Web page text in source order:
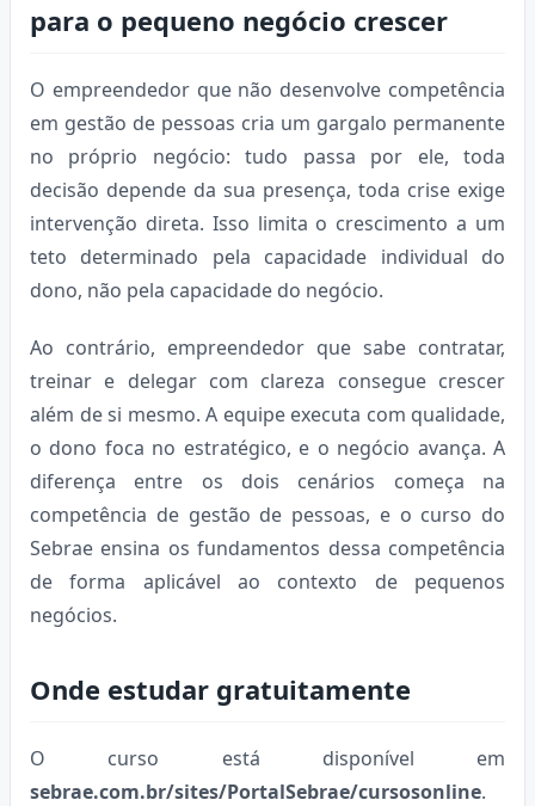
para o pequeno negócio crescer
O empreendedor que não desenvolve competência
em gestão de pessoas cria um gargalo permanente
no próprio negócio: tudo passa por ele, toda
decisão depende da sua presença, toda crise exige
intervenção direta. Isso limita o crescimento a um
teto determinado pela capacidade individual do
dono, não pela capacidade do negócio.
Ao contrário, empreendedor que sabe contratar,
treinar e delegar com clareza consegue crescer
além de si mesmo. A equipe executa com qualidade,
o dono foca no estratégico, e o negócio avança. A
diferença entre os dois cenários começa na
competência de gestão de pessoas, e o curso do
Sebrae ensina os fundamentos dessa competência
de forma aplicável ao contexto de pequenos
negócios.
Onde estudar gratuitamente
O curso está disponível em
sebrae.com.br/sites/PortalSebrae/cursosonline.